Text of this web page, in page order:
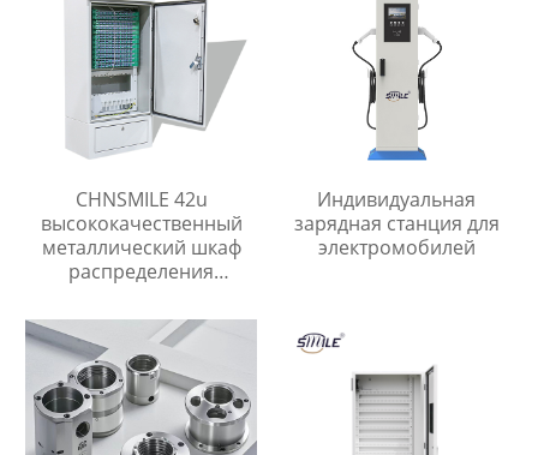
CHNSMILE 42u
высококачественный
металлический шкаф
распределения
Индивидуальная
зарядная станция для
электромобилей